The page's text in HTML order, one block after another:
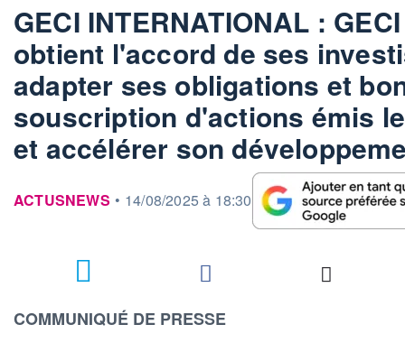
GECI INTERNATIONAL :
obtient l'accord de ses
adapter ses obligations et
souscription d'actions émis
et accélérer son
information fournie par
ACTUSNEWS • 14/08/2025 à 18:30
COMMUNIQUÉ DE PRESSE